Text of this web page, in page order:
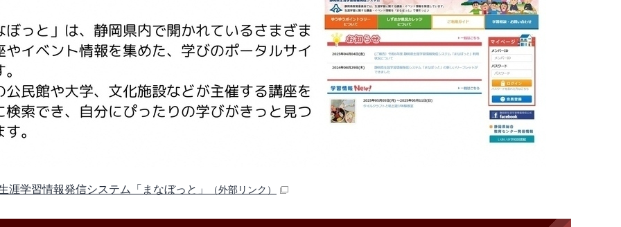
涯学習情報発信システム「まなぼっと」 （外部リンク）